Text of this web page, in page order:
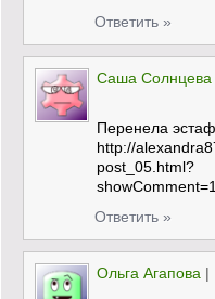
Ответить »
Саша Солнцева
Перенела
http://
post_05.html?
Ответить »
Ольга Агапова |